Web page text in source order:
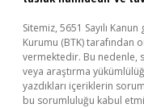
Sitemiz, 5651 Sayılı
Kurumu (BTK) tarafından
vermektedir. Bu nedenle,
veya araştırma
yazdıkları içeriklerin
bu sorumluluğu kabul